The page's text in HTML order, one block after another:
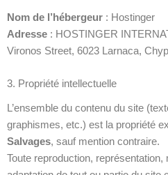
Nom de l’hébergeur : Hostinger
Adresse : HOSTINGER
Vironos Street, 6023 Larnaca,
3. Propriété intellectuelle
L’ensemble du contenu du site
graphismes, etc.) est la propriété
Salvages, sauf mention contraire.
Toute reproduction, représentation,